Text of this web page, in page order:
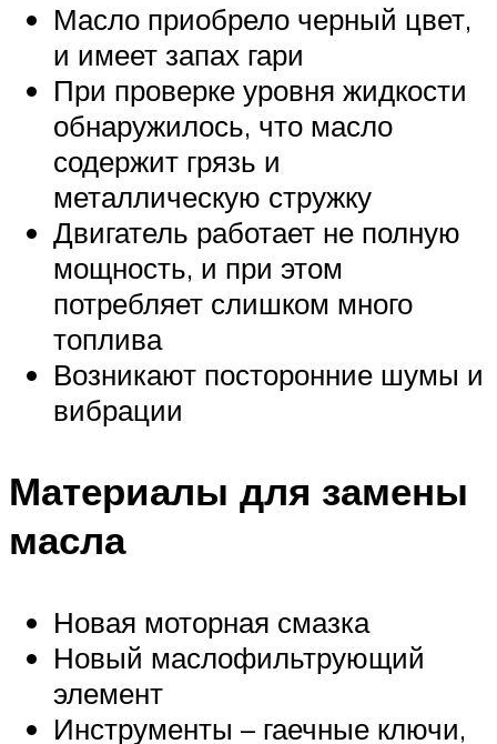
Масло приобрело черный цвет,
и имеет запах гари
При проверке уровня жидкости
обнаружилось, что масло
содержит грязь и
металлическую стружку
Двигатель работает не полную
мощность, и при этом
потребляет слишком много
топлива
Возникают посторонние шумы и
вибрации
Материалы для замены
масла
Новая моторная смазка
Новый маслофильтрующий
элемент
Инструменты – гаечные ключи,